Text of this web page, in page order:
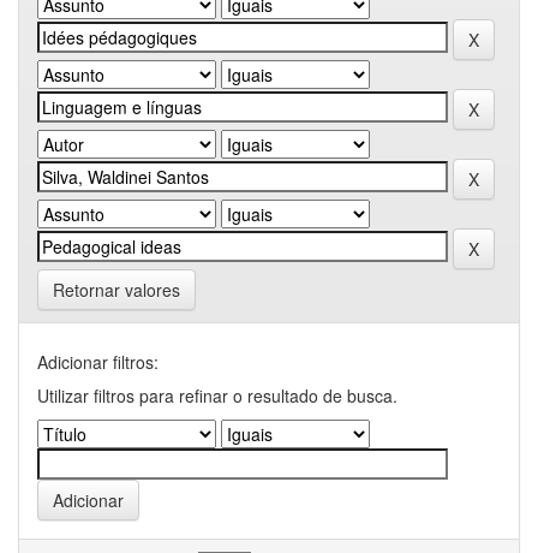
Retornar valores
Adicionar filtros:
Utilizar filtros para refinar o resultado de busca.